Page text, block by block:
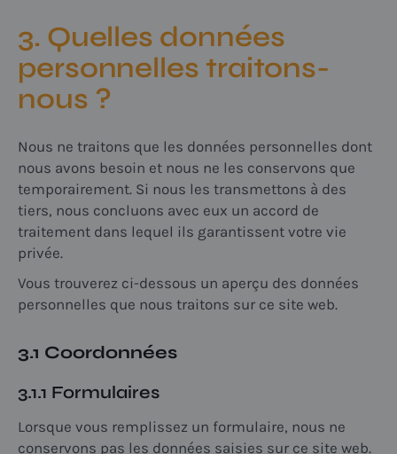
3. Quelles données
personnelles traitons-
nous ?
Nous ne traitons que les données personnelles dont
nous avons besoin et nous ne les conservons que
temporairement. Si nous les transmettons à des
tiers, nous concluons avec eux un accord de
traitement dans lequel ils garantissent votre vie
privée.
Vous trouverez ci-dessous un aperçu des données
personnelles que nous traitons sur ce site web.
3.1 Coordonnées
3.1.1 Formulaires
Lorsque vous remplissez un formulaire, nous ne
conservons pas les données saisies sur ce site web.